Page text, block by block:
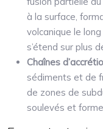
à la surface,
volcanique le
s’étend sur plus
Chaînes
sédiments et de
de zones de
soulevés et